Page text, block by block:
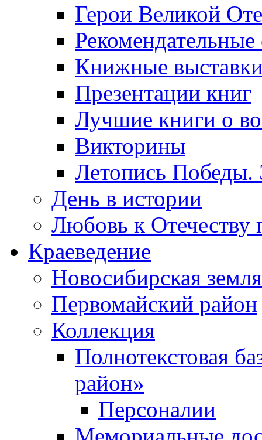
Герои Великой
Рекомендательные
Книжные
Презентации книг
Лучшие книги о
Викторины
Летопись Победы.
День в истории
Любовь к Отечеству
Краеведение
Новосибирская земля
Первомайский район
Коллекция
Полнотекстовая
район»
Персоналии